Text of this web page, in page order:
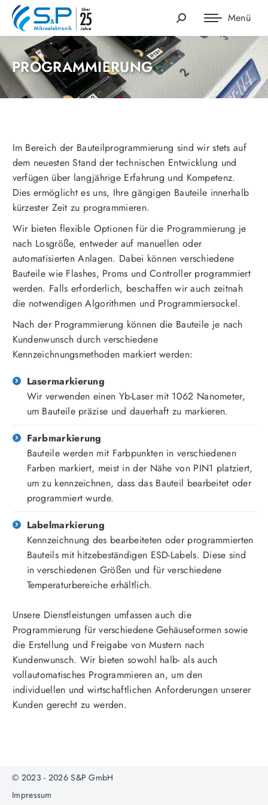
Menü
Search:
PROGRAMMIERUNG
Im Bereich der Bauteilprogrammierung sind wir stets auf
dem neuesten Stand der technischen Entwicklung und
verfügen über langjährige Erfahrung und Kompetenz.
Dies ermöglicht es uns, Ihre gängigen Bauteile innerhalb
kürzester Zeit zu programmieren.
Wir bieten flexible Optionen für die Programmierung je
nach Losgröße, entweder auf manuellen oder
automatisierten Anlagen. Dabei können verschiedene
Bauteile wie Flashes, Proms und Controller programmiert
werden. Falls erforderlich, beschaffen wir auch zeitnah
die notwendigen Algorithmen und Programmiersockel.
Nach der Programmierung können die Bauteile je nach
Kundenwunsch durch verschiedene
Kennzeichnungsmethoden markiert werden:
Lasermarkierung
Wir verwenden einen Yb-Laser mit 1062 Nanometer,
um Bauteile präzise und dauerhaft zu markieren.
Farbmarkierung
Bauteile werden mit Farbpunkten in verschiedenen
Farben markiert, meist in der Nähe von PIN1 platziert,
um zu kennzeichnen, dass das Bauteil bearbeitet oder
programmiert wurde.
Labelmarkierung
Kennzeichnung des bearbeiteten oder programmierten
Bauteils mit hitzebeständigen ESD-Labels. Diese sind
in verschiedenen Größen und für verschiedene
Temperaturbereiche erhältlich.
Unsere Dienstleistungen umfassen auch die
Programmierung für verschiedene Gehäuseformen sowie
die Erstellung und Freigabe von Mustern nach
Kundenwunsch. Wir bieten sowohl halb- als auch
vollautomatisches Programmieren an, um den
individuellen und wirtschaftlichen Anforderungen unserer
Kunden gerecht zu werden.
© 2023 - 2026 S&P GmbH
Impressum